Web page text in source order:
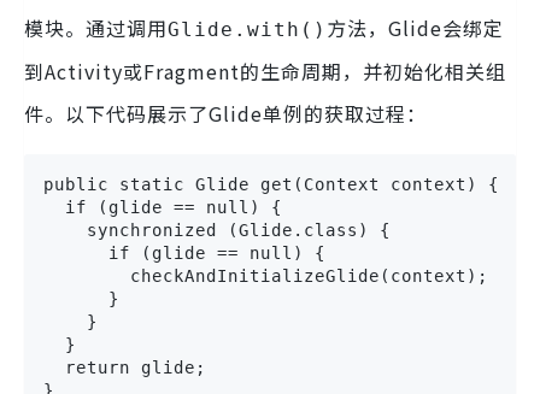
模块。通过调用Glide.with() 方法，Glide会绑定
到Activity或Fragment的生命周期，并初始化相关组
件。以下代码展示了Glide单例的获取过程：
public static Glide get(Context context) {
  if (glide == null) {
    synchronized (Glide.class) {
      if (glide == null) {
        checkAndInitializeGlide(context);
      }
    }
  }
  return glide;